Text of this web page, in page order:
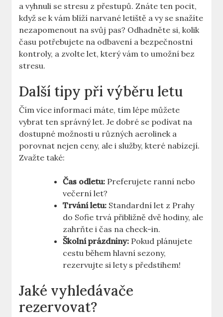
a vyhnuli se stresu z přestupů. Znáte ten pocit,
když se k vám blíží narvané letiště a vy se snažíte
nezapomenout na svůj pas? Odhadněte si, kolik
času potřebujete na odbavení a bezpečnostní
kontroly, a zvolte let, který vám to umožní bez
stresu.
Další tipy při výběru letu
Čím více informací máte, tím lépe můžete
vybrat ten správný let. Je dobré se podívat na
dostupné možnosti u různých aerolinek a
porovnat nejen ceny, ale i služby, které nabízejí.
Zvažte také:
Čas odletu: Preferujete ranní nebo
večerní let?
Trvání letu: Standardní let z Prahy
do Sofie trvá přibližně dvě hodiny, ale
zahrňte i čas na check-in.
Školní prázdniny: Pokud plánujete
cestu během hlavní sezony,
rezervujte si lety s předstihem!
Jaké vyhledávače
rezervovat?